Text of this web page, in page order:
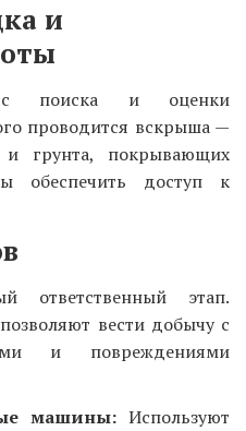
и
с поиска и оценки
проводится вскрыша —
грунта, покрывающих
обеспечить доступ к
этап.
вести добычу с
и повреждениями
машины: Используют